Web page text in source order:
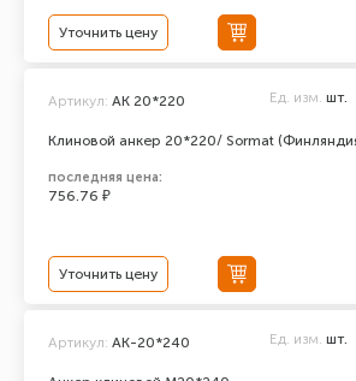
Уточнить цену
Клиновой анкер 20*220/ Sormat
Артикул: AK 20*220 Ед. изм. шт.
последняя цена:
756.76 ₽
Уточнить цену
Артикул: АК-20*240 Ед. изм. шт.